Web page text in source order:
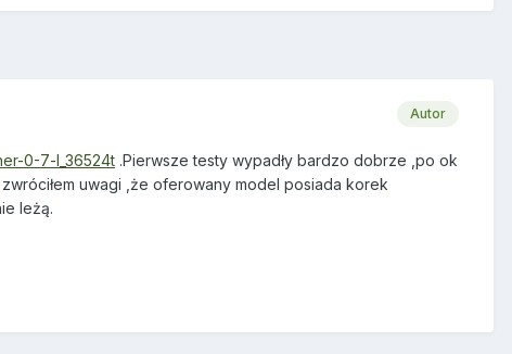
Autor
0-7-l_36524t .Pierwsze testy wypadły bardzo dobrze ,po ok
uwagi ,że oferowany model posiada korek
leżą.